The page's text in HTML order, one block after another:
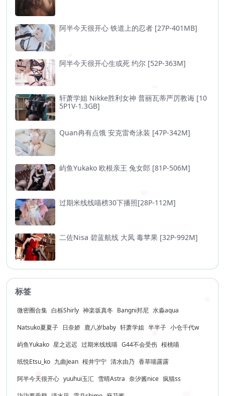
阿半今天很开心 铁道上的忍者 [27P-401MB]
阿半今天很开心生或死 约尔 [52P-363M]
轩萧学姐 Nikke胜利女神 普丽瓦蒂严厉教诲 [10
5P1V-1.3GB]
Quan冉有点饿 安克雷奇泳装 [47P-342M]
屿鱼Yukako 欧根亲王 兔女郎 [81P-506M]
过期米线线喵榜30下播照[28P-112M]
二佐Nisa 碧蓝航线 大凤 毒苹果 [32P-992M]
标签
微密圈合集 白栎Shirly 神楽坂真冬 Bangni邦尼 水淼aqua
Natsuko夏夏子 日奈娇 鹿八岁baby 轩萧学姐 半半子 小仓千代w
屿鱼Yukako 星之迟迟 过期米线线喵 G44不会受伤 桜桃喵
纸悦Etsu_ko 九曲Jean 桜井宁宁 清水由乃 香草喵露露
阿半今天很开心 yuuhui玉汇 雪晴Astra 奈汐酱nice 疯猫ss